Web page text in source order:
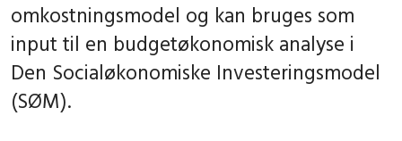
omkostningsmodel og kan bruges som
input til en budgetøkonomisk analyse i
Den Socialøkonomiske Investeringsmodel
(SØM).